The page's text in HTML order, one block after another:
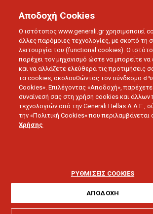
Τα Νέα της
ΤΑ ΝΕΑ ΤΗΣ GENERALI
Αποδοχή Cookies
Ο ιστότοπος www.generali.gr χρησιμοποιεί
άλλες παρόμοιες τεχνολογίες, με σκοπό τη
λειτουργία του (functional cookies). Ο
παρέχει τον μηχανισμό ώστε να μπορείτε να
και να αλλάζετε ελεύθερα τις προτιμήσεις
τα cookies, ακολουθώντας τον σύνδεσμο
Cookies». Επιλέγοντας «Αποδοχή», παρέχετε
συναίνεσή σας στη χρήση cookies και
τεχνολογιών από την Generali Hellas A.A.E.,
την «Πολιτική Cookies» που περιλαμβάνεται
Χρήσης
ΡΥΘΜΙΣΕΙΣ COOKIES
ΑΠΟΔΟΧΗ